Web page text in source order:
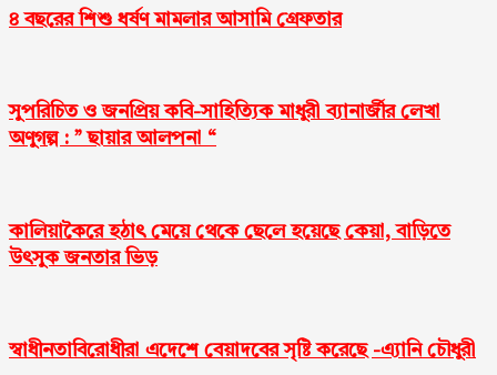
৪ বছরের শিশু ধর্ষণ মামলার আসামি গ্রেফতার
সুপরিচিত ও জনপ্রিয় কবি-সাহিত্যিক মাধুরী ব্যানার্জীর লেখা
অণুগল্প : ” ছায়ার আলপনা “
কালিয়াকৈরে হঠাৎ মেয়ে থেকে ছেলে হয়েছে কেয়া, বাড়িতে
উৎসুক জনতার ভিড়
স্বাধীনতাবিরোধীরা এদেশে বেয়াদবের সৃষ্টি করেছে -এ্যানি চৌধুরী